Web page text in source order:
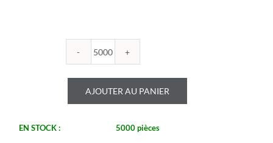
quantité
ROYALOHM
-
R0805B
AJOUTER AU PANIER
EN STOCK : 5000 pièces